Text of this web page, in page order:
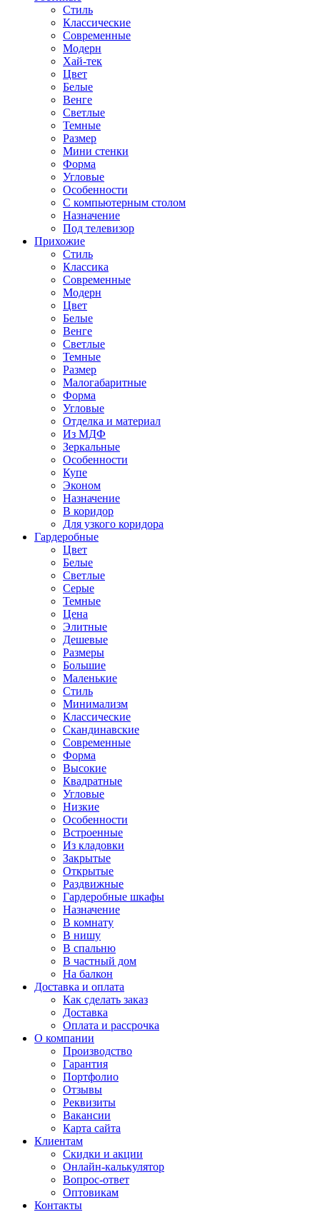
Стиль
Классические
Современные
Модерн
Хай-тек
Цвет
Белые
Венге
Светлые
Темные
Размер
Мини стенки
Форма
Угловые
Особенности
С компьютерным столом
Назначение
Под телевизор
Прихожие
Стиль
Классика
Современные
Модерн
Цвет
Белые
Венге
Светлые
Темные
Размер
Малогабаритные
Форма
Угловые
Отделка и материал
Из МДФ
Зеркальные
Особенности
Купе
Эконом
Назначение
В коридор
Для узкого коридора
Гардеробные
Цвет
Белые
Светлые
Серые
Темные
Цена
Элитные
Дешевые
Размеры
Большие
Маленькие
Стиль
Минимализм
Классические
Скандинавские
Современные
Форма
Высокие
Квадратные
Угловые
Низкие
Особенности
Встроенные
Из кладовки
Закрытые
Открытые
Раздвижные
Гардеробные шкафы
Назначение
В комнату
В нишу
В спальню
В частный дом
На балкон
Доставка и оплата
Как сделать заказ
Доставка
Оплата и рассрочка
О компании
Производство
Гарантия
Портфолио
Отзывы
Реквизиты
Вакансии
Карта сайта
Клиентам
Скидки и акции
Онлайн-калькулятор
Вопрос-ответ
Оптовикам
Контакты